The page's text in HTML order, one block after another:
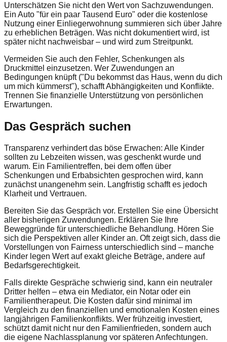
Unterschätzen Sie nicht den Wert von Sachzuwendungen.
Ein Auto "für ein paar Tausend Euro" oder die kostenlose
Nutzung einer Einliegerwohnung summieren sich über Jahre
zu erheblichen Beträgen. Was nicht dokumentiert wird, ist
später nicht nachweisbar – und wird zum Streitpunkt.
Vermeiden Sie auch den Fehler, Schenkungen als
Druckmittel einzusetzen. Wer Zuwendungen an
Bedingungen knüpft ("Du bekommst das Haus, wenn du dich
um mich kümmerst"), schafft Abhängigkeiten und Konflikte.
Trennen Sie finanzielle Unterstützung von persönlichen
Erwartungen.
Das Gespräch suchen
Transparenz verhindert das böse Erwachen: Alle Kinder
sollten zu Lebzeiten wissen, was geschenkt wurde und
warum. Ein Familientreffen, bei dem offen über
Schenkungen und Erbabsichten gesprochen wird, kann
zunächst unangenehm sein. Langfristig schafft es jedoch
Klarheit und Vertrauen.
Bereiten Sie das Gespräch vor. Erstellen Sie eine Übersicht
aller bisherigen Zuwendungen. Erklären Sie Ihre
Beweggründe für unterschiedliche Behandlung. Hören Sie
sich die Perspektiven aller Kinder an. Oft zeigt sich, dass die
Vorstellungen von Fairness unterschiedlich sind – manche
Kinder legen Wert auf exakt gleiche Beträge, andere auf
Bedarfsgerechtigkeit.
Falls direkte Gespräche schwierig sind, kann ein neutraler
Dritter helfen – etwa ein Mediator, ein Notar oder ein
Familientherapeut. Die Kosten dafür sind minimal im
Vergleich zu den finanziellen und emotionalen Kosten eines
langjährigen Familienkonflikts. Wer frühzeitig investiert,
schützt damit nicht nur den Familienfrieden, sondern auch
die eigene Nachlassplanung vor späteren Anfechtungen.